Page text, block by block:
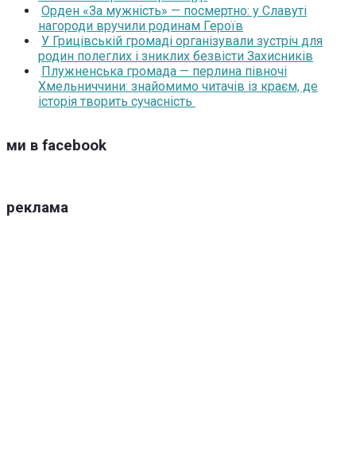
Орден «За мужність» — посмертно: у Славуті
нагороди вручили родинам Героїв
У Грицівській громаді організували зустріч для
родин полеглих і зниклих безвісти Захисників
Плужненська громада — перлина півночі
Хмельниччини: знайомимо читачів із краєм, де
історія творить сучасність
ми в facebook
реклама